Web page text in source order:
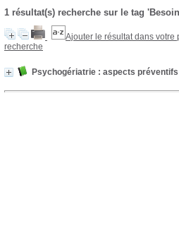
1 résultat(s) recherche sur le tag
Ajouter le résultat dans votre
recherche
Psychogériatrie : aspects